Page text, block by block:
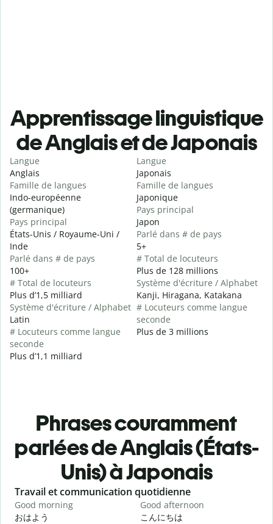
Apprentissage linguistique
de Anglais et de Japonais
Langue
Anglais
Famille de langues
Indo-européenne
(germanique)
Pays principal
États-Unis / Royaume-Uni /
Inde
Parlé dans # de pays
100+
# Total de locuteurs
Plus d’1,5 milliard
Système d'écriture / Alphabet
Latin
# Locuteurs comme langue
seconde
Plus d’1,1 milliard
Langue
Japonais
Famille de langues
Japonique
Pays principal
Japon
Parlé dans # de pays
5+
# Total de locuteurs
Plus de 128 millions
Système d'écriture / Alphabet
Kanji, Hiragana, Katakana
# Locuteurs comme langue
seconde
Plus de 3 millions
Phrases couramment
parlées de Anglais (États-
Unis) à Japonais
Slide 1 of 6
Travail et communication quotidienne
Good morning
おはよう
Good afternoon
こんにちは